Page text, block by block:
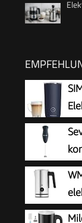
einfacher
schwarz,